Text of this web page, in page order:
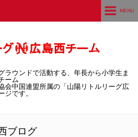
ラウンドで活動する、年長から小学生ま
ーム
会中国連盟所属の「山陽リトルリーグ広
ジです。
MENU
ブログ